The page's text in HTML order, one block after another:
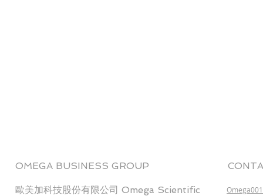
OMEGA BUSINESS GROUP
歐美加科技股份有限公司 Omega Scientific